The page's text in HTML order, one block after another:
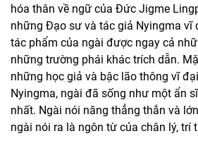
hóa thân về ngữ của Đức Jigme
những Đạo sư và tác giả Nyingma vĩ
tác phẩm của ngài được ngay cả
những trường phái khác trích dẫn.
những học giả và bậc lão thông vĩ
Nyingma, ngài đã sống như một ẩn
nhất. Ngài nói năng thẳng thắn và
ngài nói ra là ngôn từ của chân lý, trí